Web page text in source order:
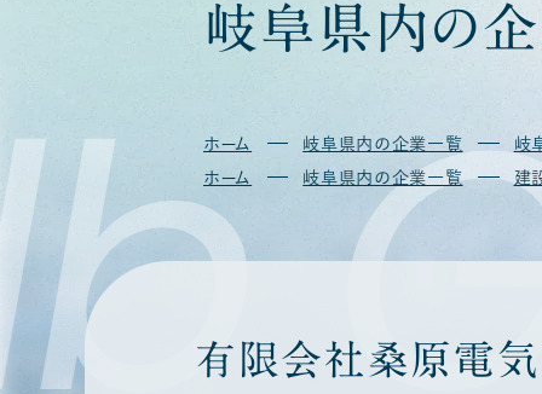
岐阜 県内の企
ホーム 岐阜県内の企業一覧
岐
ホーム
岐阜県内の企業一覧 建
有限会社桑原電気